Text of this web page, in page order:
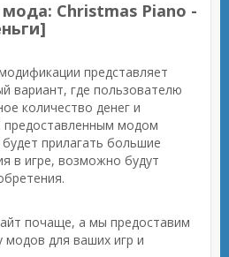
Christmas Piano -
представляет
вариант, где пользователю
количество денег и
предоставленным модом
прилагать большие
в игре, возможно будут
почаще, а мы предоставим
для ваших игр и